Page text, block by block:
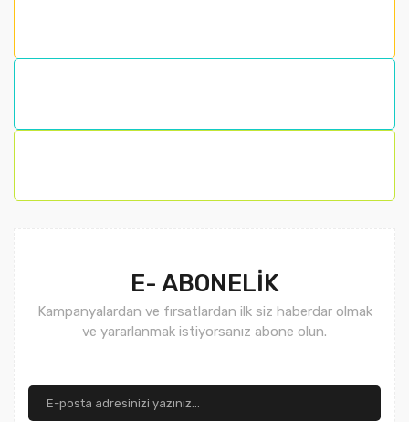
E- ABONELİK
Kampanyalardan ve fırsatlardan ilk siz haberdar olmak
ve yararlanmak istiyorsanız abone olun.